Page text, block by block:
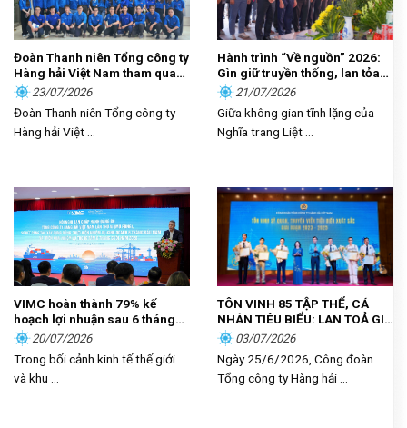
Đoàn Thanh niên Tổng công ty
Hàng hải Việt Nam tham quan,
học tập thực tế tại Nhà Quốc
hội
23/07/2026
Đoàn Thanh niên Tổng công ty
Hàng hải Việt ...
Hành trình “Về nguồn” 2026:
Gìn giữ truyền thống, lan tỏa
trách nhiệm
21/07/2026
Giữa không gian tĩnh lặng của
Nghĩa trang Liệt ...
VIMC hoàn thành 79% kế
hoạch lợi nhuận sau 6 tháng
đầu năm
20/07/2026
Trong bối cảnh kinh tế thế giới
và khu ...
TÔN VINH 85 TẬP THỂ, CÁ
NHÂN TIÊU BIỂU: LAN TOẢ GIÁ
TRỊ CỐNG HIẾN, KHƠI DẬY
KHÁT VỌNG PHÁT TRIỂN
TRONG NGƯỜI LAO ĐỘNG
HÀNG HẢI
03/07/2026
Ngày 25/6/2026, Công đoàn
Tổng công ty Hàng hải ...